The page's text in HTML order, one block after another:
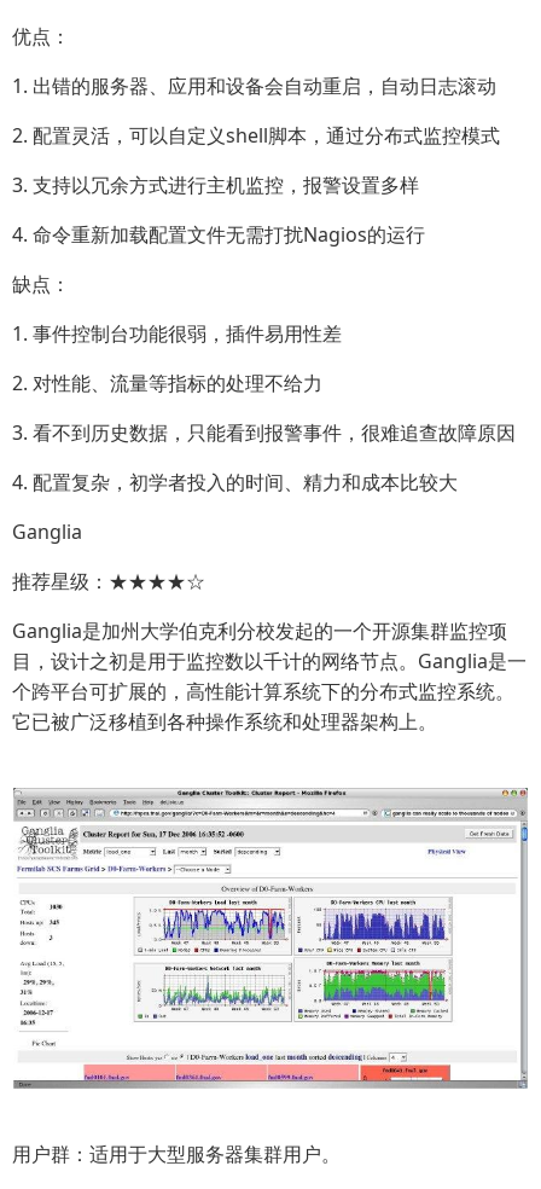
优点：
1. 出错的服务器、应用和设备会自动重启，自动日志滚动
2. 配置灵活，可以自定义shell脚本，通过分布式监控模式
3. 支持以冗余方式进行主机监控，报警设置多样
4. 命令重新加载配置文件无需打扰Nagios的运行
缺点：
1. 事件控制台功能很弱，插件易用性差
2. 对性能、流量等指标的处理不给力
3. 看不到历史数据，只能看到报警事件，很难追查故障原因
4. 配置复杂，初学者投入的时间、精力和成本比较大
Ganglia
推荐星级：★★★★☆
Ganglia是加州大学伯克利分校发起的一个开源集群监控项
目，设计之初是用于监控数以千计的网络节点。Ganglia是一
个跨平台可扩展的，高性能计算系统下的分布式监控系统。
它已被广泛移植到各种操作系统和处理器架构上。
用户群：适用于大型服务器集群用户。